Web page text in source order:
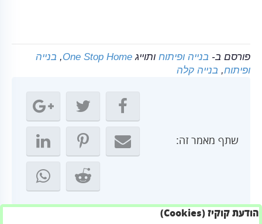
פורסם ב- בנייה ופיתוח ותוייג One Stop Home
, בנייה
ופיתוח, בנייה קלה
שתף מאמר זה:
הודעת קוקיז (Cookies)